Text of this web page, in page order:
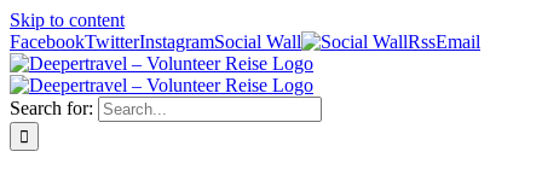
Skip to content
FacebookTwitterInstagramSocial Wall RssEmail
Search for: